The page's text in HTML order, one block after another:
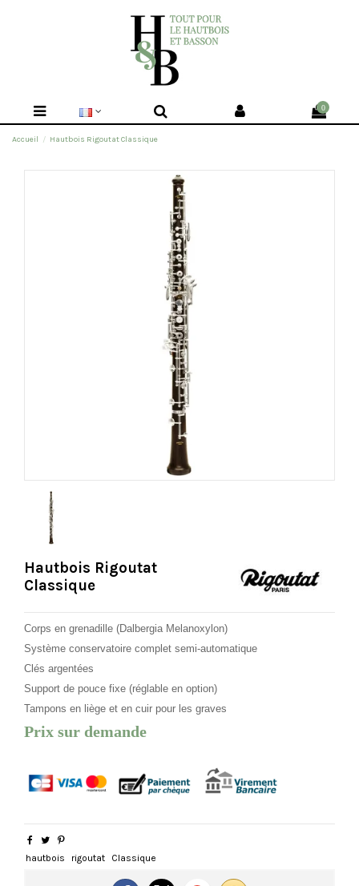
0
Accueil Hautbois Rigoutat Classique
Hautbois Rigoutat
Classique
Corps en grenadille (Dalbergia Melanoxylon)
Système conservatoire complet semi-automatique
Clés argentées
Support de pouce fixe (réglable en option)
Tampons en liège et en cuir pour les graves
Prix sur demande
hautbois rigoutat Classique